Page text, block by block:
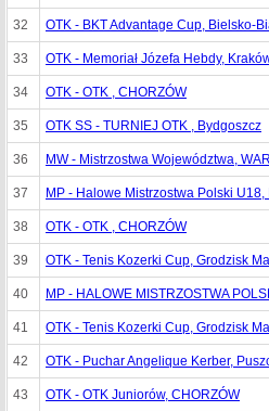
32 OTK - BKT Advantage Cup, Bielsko-
33 OTK - Memoriał Józefa Hebdy,
34 OTK - OTK , CHORZÓW
35 OTK SS - TURNIEJ OTK , Bydgoszcz
36 MW - Mistrzostwa Województwa,
37 MP - Halowe Mistrzostwa Polski U18,
38 OTK - OTK , CHORZÓW
39 OTK - Tenis Kozerki Cup, Grodzisk
40 MP - HALOWE MISTRZOSTWA
41 OTK - Tenis Kozerki Cup, Grodzisk
42 OTK - Puchar Angelique Kerber,
43 OTK - OTK Juniorów, CHORZÓW